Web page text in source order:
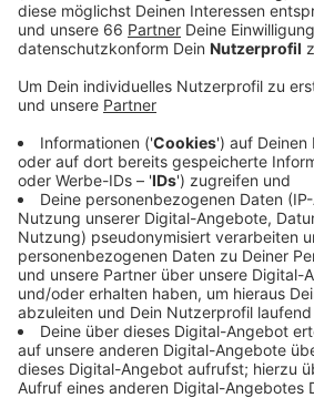
Stadt hat ein
gerade überprüft wird.
Veröffentlicht:Mittwoch, 22.04.2020
Anzeige
Darin geht es vor allem um die
Schutzmaßnahmen, die
damit sich das Coronavirus
ausbreitet. Laut dem Direktor der